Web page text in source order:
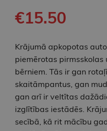
€15.50
Krājumā apkopotas
piemērotas pirmsskolas
bērniem. Tās ir gan
skaitāmpantus, gan
gan arī ir veltītas
izglītības iestādēs.
secībā, kā rit mācību